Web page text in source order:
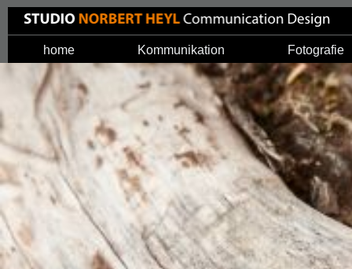
home Kommunikation Fotografie